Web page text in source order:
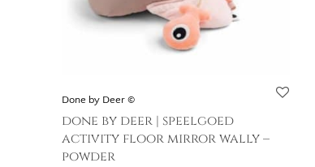
Done by Deer ©
done by deer | speelgoed
activity floor mirror wally –
powder